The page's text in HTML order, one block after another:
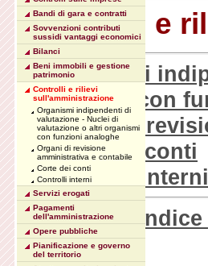
Controlli e
Organismi
organismi con
Organi di
Corte dei conti
Controlli interni
Torna all'indice
Bandi di gara e contratti
Sovvenzioni contributi
sussidi vantaggi economici
Bilanci
Beni immobili e gestione
patrimonio
Controlli e rilievi
sull'amministrazione
Organismi indipendenti di
valutazione - Nuclei di
valutazione o altri organismi
con funzioni analoghe
Organi di revisione
amministrativa e contabile
Corte dei conti
Controlli interni
Servizi erogati
Pagamenti
dell'amministrazione
Opere pubbliche
Pianificazione e governo
del territorio